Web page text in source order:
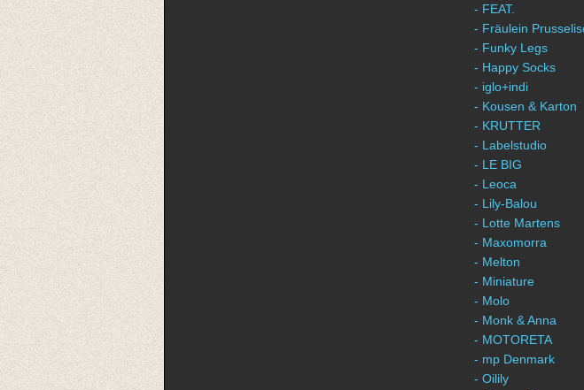
- FEAT.
- Fräulein
- Funky Legs
- Happy Socks
- iglo+indi
- Kousen & Karton
- KRUTTER
- Labelstudio
- LE BIG
- Leoca
- Lily-Balou
- Lotte Martens
- Maxomorra
- Melton
- Miniature
- Molo
- Monk & Anna
- MOTORETA
- mp Denmark
- Oilily